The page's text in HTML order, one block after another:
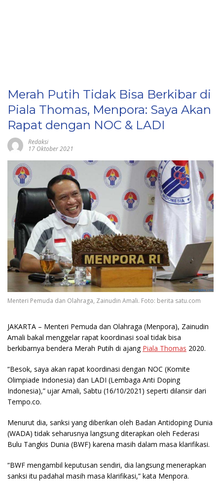
Merah Putih Tidak Bisa Berkibar di
Piala Thomas, Menpora: Saya Akan
Rapat dengan NOC & LADI
Redaksi
17 Oktober 2021
Menteri Pemuda dan Olahraga, Zainudin Amali. Foto: berita satu.com
JAKARTA – Menteri Pemuda dan Olahraga (Menpora), Zainudin
Amali bakal menggelar rapat koordinasi soal tidak bisa
berkibarnya bendera Merah Putih di ajang Piala Thomas 2020.
“Besok, saya akan rapat koordinasi dengan NOC (Komite
Olimpiade Indonesia) dan LADI (Lembaga Anti Doping
Indonesia),” ujar Amali, Sabtu (16/10/2021) seperti dilansir dari
Tempo.co.
Menurut dia, sanksi yang diberikan oleh Badan Antidoping Dunia
(WADA) tidak seharusnya langsung diterapkan oleh Federasi
Bulu Tangkis Dunia (BWF) karena masih dalam masa klarifikasi.
“BWF mengambil keputusan sendiri, dia langsung menerapkan
sanksi itu padahal masih masa klarifikasi,” kata Menpora.